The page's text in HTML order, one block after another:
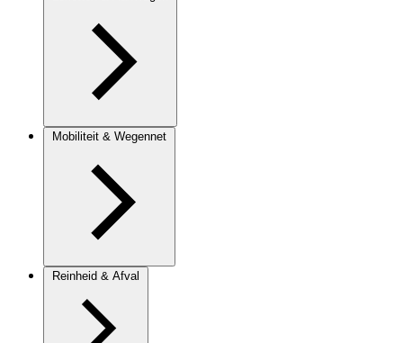
Mobiliteit & Wegennet
Reinheid & Afval